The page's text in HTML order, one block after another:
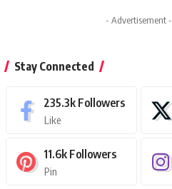
- Advertisement -
Stay Connected
235.3k Followers
Like
11.6k Followers
Pin